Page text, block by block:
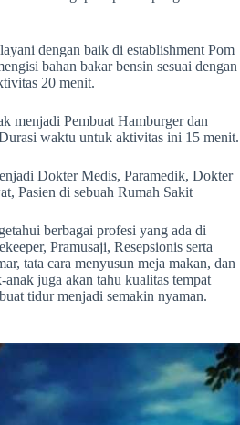
dengan baik di establishment Pom
bahan bakar bensin sesuai dengan
20 menit.
menjadi Pembuat Hamburger dan
waktu untuk aktivitas ini 15 menit.
Dokter Medis, Paramedik, Dokter
Pasien di sebuah Rumah Sakit
berbagai profesi yang ada di
Pramusaji, Resepsionis serta
tata cara menyusun meja makan, dan
juga akan tahu kualitas tempat
tidur menjadi semakin nyaman.